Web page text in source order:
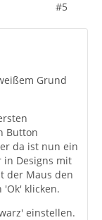
#5
Grund
Button
da ist nun ein
in Designs mit
der Maus den
klicken.
einstellen.